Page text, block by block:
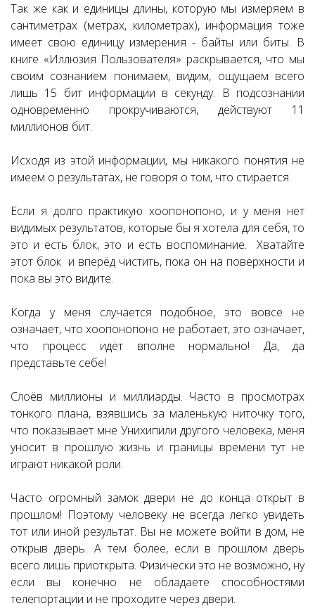
Так же как и единицы длины, которую мы измеряем в
сантиметрах (метрах, километрах), информация тоже
имеет свою единицу измерения - байты или биты. В
книге «Иллюзия Пользователя» раскрывается, что мы
своим сознанием понимаем, видим, ощущаем всего
лишь 15 бит информации в секунду. В подсознании
одновременно прокручиваются, действуют 11
миллионов бит.
Исходя из этой информации, мы никакого понятия не
имеем о результатах, не говоря о том, что стирается.
Если я долго практикую хоопонопоно, и у меня нет
видимых результатов, которые бы я хотела для себя, то
это и есть блок, это и есть воспоминание. Хватайте
этот блок и вперёд чистить, пока он на поверхности и
пока вы это видите.
Когда у меня случается подобное, это вовсе не
означает, что хоопонопоно не работает, это означает,
что процесс идёт вполне нормально! Да, да
представьте себе!
Слоёв миллионы и миллиарды. Часто в просмотрах
тонкого плана, взявшись за маленькую ниточку того,
что показывает мне Унихипили другого человека, меня
уносит в прошлую жизнь и границы времени тут не
играют никакой роли.
Часто огромный замок двери не до конца открыт в
прошлом! Поэтому человеку не всегда легко увидеть
тот или иной результат. Вы не можете войти в дом, не
открыв дверь. А тем более, если в прошлом дверь
всего лишь приоткрыта. Физически это не возможно, ну
если вы конечно не обладаете способностями
телепортации и не проходите через двери.